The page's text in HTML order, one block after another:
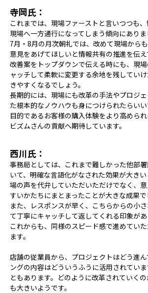
寺岡氏：
これまでは、現場ファーストと言いつつも
現場へ一方通行になってしまう傾向にありま
7月・8月の月次朝礼では、改めて現場からも
意見をあげてほしいと情報共有の推進を伝え
改善案をトップダウンで伝える時にも、現
ャッチして柔軟に変更する余地を残してい
きやすくなるでしょう。
長期的には、現場にも改革の手法やプロジ
た根本的なノウハウも身につけられたらいい
目的であるお客様の購入体験をより高めら
ビズムさんの貢献へ期待しています。
西川氏：
事務局としては、これまで難しかった他部
いて、明確な言語化がなされた効果が大き
場の声を代弁していただいただけでなく、
すいかたちにまとまったことが大きな成果で
また、レスポンスが早く、こちらからの小
て丁寧にキャッチして返してくれる印象があ
これからも、同様のスピード感で進めてい
ます。
店舗の従業員から、プロジェクトはどう進
ングの内容はどういうふうに活用されてい
ともあります。どのように改革されていく
も大きいようです。